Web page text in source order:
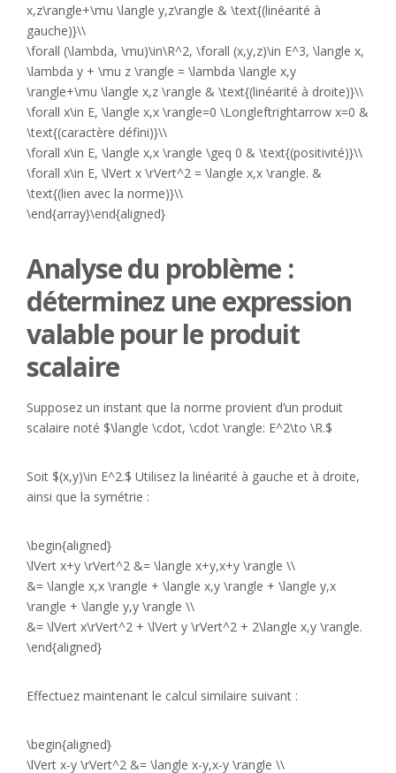
x,z\rangle+\mu \langle y,z\rangle & \text{(linéarité à
gauche)}\\
\forall (\lambda, \mu)\in\R^2, \forall (x,y,z)\in E^3, \langle x,
\lambda y + \mu z \rangle = \lambda \langle x,y
\rangle+\mu \langle x,z \rangle & \text{(linéarité à droite)}\\
\forall x\in E, \langle x,x \rangle=0 \Longleftrightarrow x=0 &
\text{(caractère défini)}\\
\forall x\in E, \langle x,x \rangle \geq 0 & \text{(positivité)}\\
\forall x\in E, \lVert x \rVert^2 = \langle x,x \rangle. &
\text{(lien avec la norme)}\\
\end{array}\end{aligned}
Analyse du problème :
déterminez une expression
valable pour le produit
scalaire
Supposez un instant que la norme provient d’un produit
scalaire noté $\langle \cdot, \cdot \rangle: E^2\to \R.$
Soit $(x,y)\in E^2.$ Utilisez la linéarité à gauche et à droite,
ainsi que la symétrie :
\begin{aligned}
\lVert x+y \rVert^2 &= \langle x+y,x+y \rangle \\
&= \langle x,x \rangle + \langle x,y \rangle + \langle y,x
\rangle + \langle y,y \rangle \\
&= \lVert x\rVert^2 + \lVert y \rVert^2 + 2\langle x,y \rangle.
\end{aligned}
Effectuez maintenant le calcul similaire suivant :
\begin{aligned}
\lVert x-y \rVert^2 &= \langle x-y,x-y \rangle \\